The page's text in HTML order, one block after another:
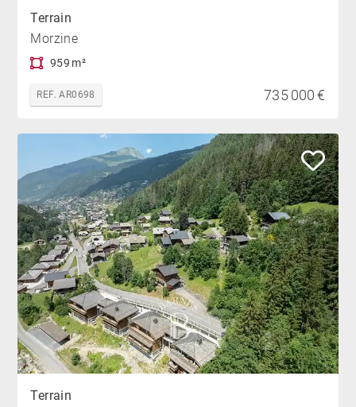
Terrain
Morzine
959 m²
REF. AR0698 735 000 €
Terrain